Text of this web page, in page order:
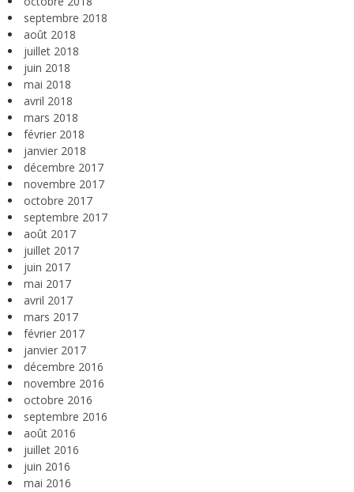
septembre 2018
août 2018
juillet 2018
juin 2018
mai 2018
avril 2018
mars 2018
février 2018
janvier 2018
décembre 2017
novembre 2017
octobre 2017
septembre 2017
août 2017
juillet 2017
juin 2017
mai 2017
avril 2017
mars 2017
février 2017
janvier 2017
décembre 2016
novembre 2016
octobre 2016
septembre 2016
août 2016
juillet 2016
juin 2016
mai 2016